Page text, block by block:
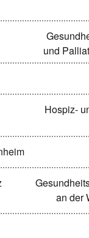
und
Hospiz-
an der